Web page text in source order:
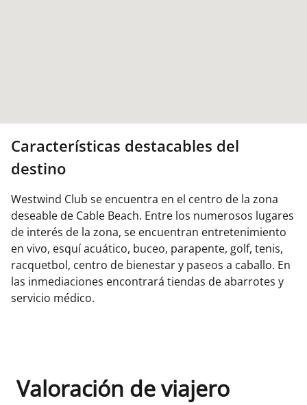
Características destacables del
destino
Westwind Club se encuentra en el centro de la zona
deseable de Cable Beach. Entre los numerosos lugares
de interés de la zona, se encuentran entretenimiento
en vivo, esquí acuático, buceo, parapente, golf, tenis,
racquetbol, centro de bienestar y paseos a caballo. En
las inmediaciones encontrará tiendas de abarrotes y
servicio médico.
Valoración de viajero